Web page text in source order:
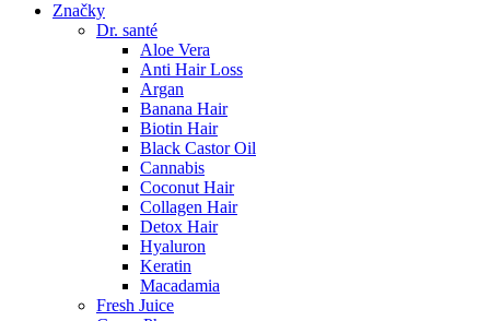
Značky
Dr. santé
Aloe Vera
Anti Hair Loss
Argan
Banana Hair
Biotin Hair
Black Castor Oil
Cannabis
Coconut Hair
Collagen Hair
Detox Hair
Hyaluron
Keratin
Macadamia
Fresh Juice